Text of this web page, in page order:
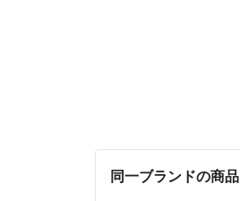
同一ブランドの商品